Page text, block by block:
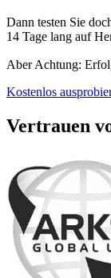
Dann testen Sie
14 Tage lang auf
Aber Achtung:
Kostenlos
Vertrauen